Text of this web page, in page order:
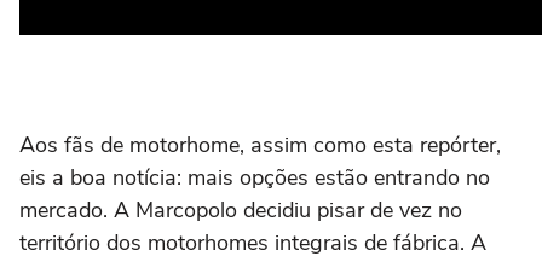
Aos fãs de motorhome, assim como esta repórter,
eis a boa notícia: mais opções estão entrando no
mercado. A Marcopolo decidiu pisar de vez no
território dos motorhomes integrais de fábrica. A